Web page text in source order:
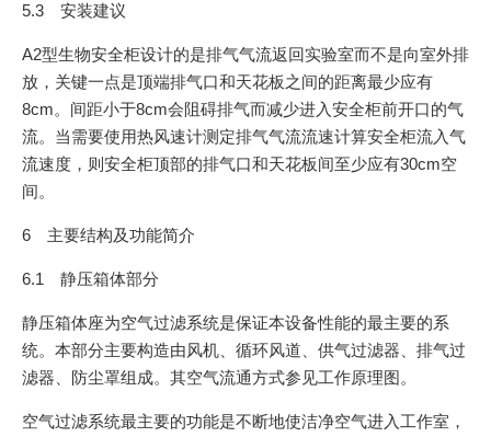
5.3 安装建议
A2型生物安全柜设计的是排气气流返回实验室而不是向室外排
放，关键一点是顶端排气口和天花板之间的距离最少应有
8cm。间距小于8cm会阻碍排气而减少进入安全柜前开口的气
流。当需要使用热风速计测定排气气流流速计算安全柜流入气
流速度，则安全柜顶部的排气口和天花板间至少应有30cm空
间。
6 主要结构及功能简介
6.1 静压箱体部分
静压箱体座为空气过滤系统是保证本设备性能的最主要的系
统。本部分主要构造由风机、循环风道、供气过滤器、排气过
滤器、防尘罩组成。其空气流通方式参见工作原理图。
空气过滤系统最主要的功能是不断地使洁净空气进入工作室，